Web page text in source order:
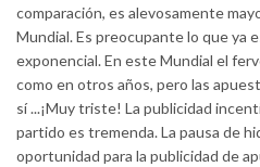
comparación, es alevosamente
Mundial. Es preocupante lo que ya
exponencial. En este Mundial el
como en otros años, pero las
sí ...¡Muy triste! La publicidad
partido es tremenda. La pausa de
oportunidad para la publicidad de